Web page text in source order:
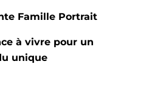
Famille Portrait
à vivre pour un
unique